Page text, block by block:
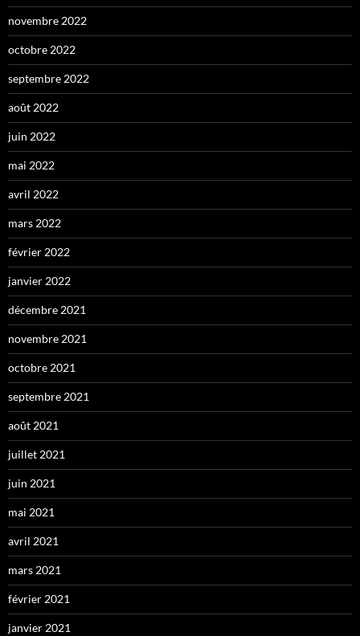
novembre 2022
octobre 2022
septembre 2022
août 2022
juin 2022
mai 2022
avril 2022
mars 2022
février 2022
janvier 2022
décembre 2021
novembre 2021
octobre 2021
septembre 2021
août 2021
juillet 2021
juin 2021
mai 2021
avril 2021
mars 2021
février 2021
janvier 2021